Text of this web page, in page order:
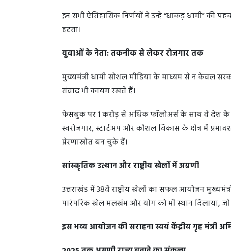
इन सभी ऐतिहासिक निर्णयों ने उन्हें “धाकड़ धामी” की
हटता।
युवाओं के नेता: तकनीक से लेकर रोजगार तक
मुख्यमंत्री धामी सोशल मीडिया के माध्यम से न केवल
संवाद भी कायम रखते हैं।
फेसबुक पर 1 करोड़ से अधिक फॉलोअर्स के साथ वे देश के
स्वरोजगार, स्टार्टअप और कौशल विकास के क्षेत्र में
प्रेरणास्रोत बन चुके हैं।
सांस्कृतिक उत्थान और राष्ट्रीय खेलों में अग्रणी
उत्तराखंड में 38वें राष्ट्रीय खेलों का सफल आयोजन
पारंपरिक खेल मलखंभ और योग को भी स्थान दिलाया,
इस भव्य आयोजन की सराहना स्वयं केंद्रीय गृह मंत्री